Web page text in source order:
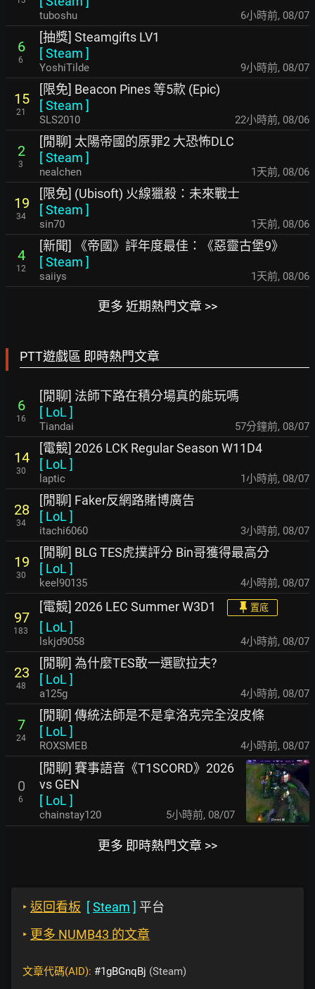
tuboshu 6小時前, 08/07
6
6
[抽獎] Steamgifts LV1
[Steam ]
YoshiTilde 9小時前, 08/07
15
21
[限免] Beacon Pines 等5款 (Epic)
[Steam ]
SLS2010 22小時前, 08/06
2
3
[閒聊] 太陽帝國的原罪2 大恐怖DLC
[Steam ]
nealchen 1天前, 08/06
19
34
[限免] (Ubisoft) 火線獵殺：未來戰士
[Steam ]
sin70 1天前, 08/06
4
12
[新聞] 《帝國》評年度最佳：《惡靈古堡9》
[Steam ]
saiiys 1天前, 08/06
更多 近期熱門文章 >>
PTT遊戲區 即時熱門文章
6
16
[閒聊] 法師下路在積分場真的能玩嗎
[ LoL ]
Tiandai 57分鐘前, 08/07
14
30
[電競] 2026 LCK Regular Season W11D4
[ LoL ]
laptic 1小時前, 08/07
28
34
[閒聊] Faker反網路賭博廣告
[ LoL ]
itachi6060 3小時前, 08/07
19
30
[閒聊] BLG TES虎撲評分 Bin哥獲得最高分
[ LoL ]
keel90135 4小時前, 08/07
97
183
[電競] 2026 LEC Summer W3D1 置底
[ LoL ]
lskjd9058 4小時前, 08/07
23
48
[閒聊] 為什麼TES敢一選歐拉夫?
[ LoL ]
a125g 4小時前, 08/07
7
24
[閒聊] 傳統法師是不是拿洛克完全沒皮條
[ LoL ]
ROXSMEB 4小時前, 08/07
0
6
[閒聊] 賽事語音《T1SCORD》2026
vs GEN
[ LoL ]
chainstay120 5小時前, 08/07
更多 即時熱門文章 >>
‣ 返回看板 [Steam ] 平台
‣ 更多 NUMB43 的文章
文章代碼(AID): #1gBGnqBj (Steam)